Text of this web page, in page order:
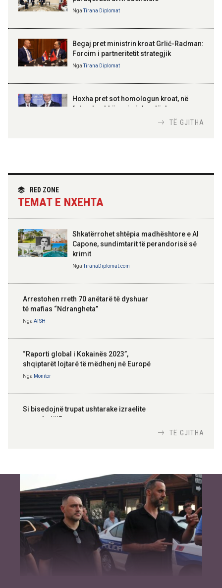
Kosovë!
100-vjetori i themelimit të
Urdhrit të Skënderbeut
NgaTirana Diplomat
Begaj pret ministrin kroat Grlić-Radman:
Forcim i partneritetit strategjik
NgaTirana Diplomat
Hoxha pret sot homologun kroat, në
fokus bashkëpunimi dypalësh
partneritetit strategjik
TË GJITHA
RED ZONE
TEMAT E NXEHTA
Shkatërrohet shtëpia madhështore e Al
Capone, sundimtarit të perandorisë së
krimit
NgaTiranaDiplomat.com
Arrestohen rreth 70 anëtarë të dyshuar
të mafias “Ndrangheta”
Nga ATSH
“Raporti global i Kokainës 2023”,
shqiptarët lojtarë të mëdhenj në Europë
Nga Monitor
Si bisedojnë trupat ushtarake izraelite
me robotët?
Or Shalom
TË GJITHA